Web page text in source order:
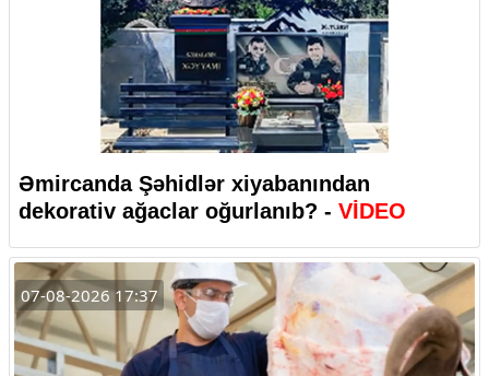
Əmircanda Şəhidlər xiyabanından
dekorativ ağaclar oğurlanıb? - VİDEO
07-08-2026 17:37